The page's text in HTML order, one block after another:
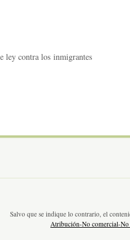
ley contra los inmigrantes
Salvo que se indique lo contrario, el
Atribución-No comercial-No